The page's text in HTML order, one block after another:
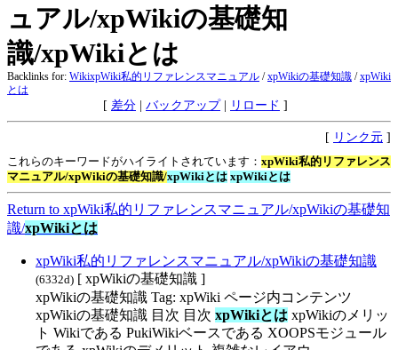
ュアル/xpWikiの基礎知
識/xpWikiとは
Backlinks for: WikixpWiki私的リファレンスマニュアル / xpWikiの基礎知識 / xpWiki
とは
[ 差分 | バックアップ| リロード ]
[ リンク元 ]
これらのキーワードがハイライトされています： xpWiki私的リファレンス
マニュアル/xpWikiの基礎知識/xpWikiとは xpWikiとは
Return to xpWiki私的リファレンスマニュアル​/xpWikiの基礎知
識​/xpWikiとは
xpWiki私的リファレンスマニュアル​/xpWikiの基礎知識
(6332d) [ xpWikiの基礎知識 ]
xpWikiの基礎知識 Tag: xpWiki ページ内コンテンツ
xpWikiの基礎知識 目次 目次 xpWikiとは xpWikiのメリッ
ト Wikiである PukiWikiベースである XOOPSモジュール